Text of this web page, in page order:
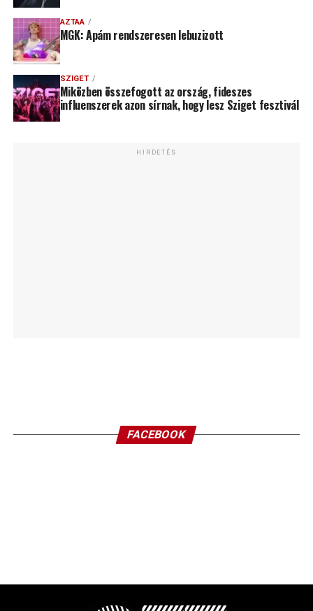
AZTAA
MGK: Apám rendszeresen lebuzizott
SZIGET
Miközben összefogott az ország, fideszes
influenszerek azon sírnak, hogy lesz Sziget fesztivál
HIRDETÉS
FACEBOOK